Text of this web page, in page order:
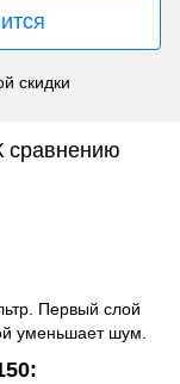
скидки
сравнению
Первый слой
уменьшает шум.